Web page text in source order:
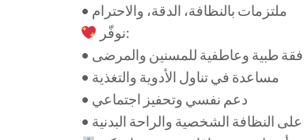
• ملتزمات بالنظافة، الدقة، والاحترام
نوفّر:
طبية وعاطفية للمسنين والمرضى
• مساعدة في تناول الأدوية والتغذية
• دعم نفسي وتحفيز اجتماعي
النظافة الشخصية والراحة البدنية